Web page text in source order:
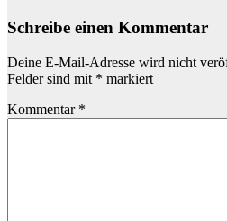
Schreibe einen Kommentar
Deine E-Mail-Adresse wird nicht
Felder sind mit * markiert
Kommentar *